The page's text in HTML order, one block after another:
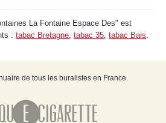
La Fontaine Espace Des" est
: tabac Bretagne tabac 35 tabac Bais
de tous les buralistes en France.